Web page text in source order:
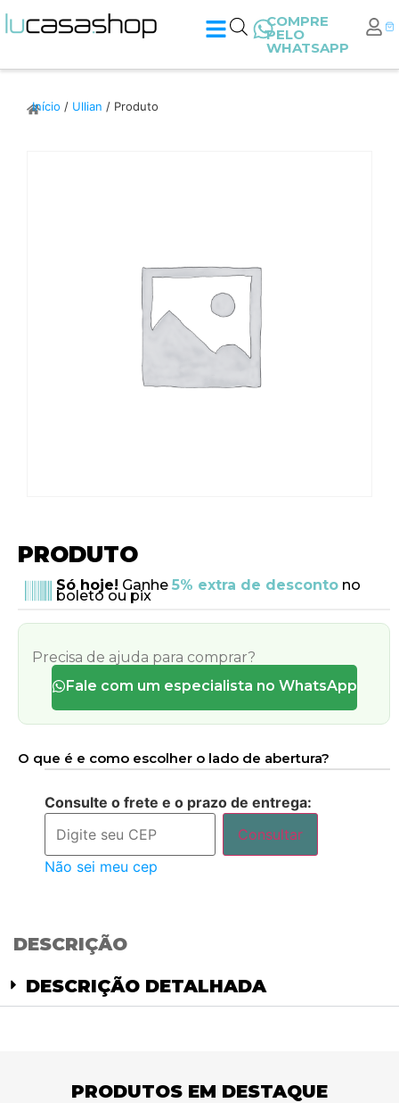
COMPRE
PELO
WHATSAPP
Início / Ullian / Produto
PRODUTO
Só hoje! Ganhe 5% extra de descontono
boleto ou pix
Precisa de ajuda para comprar?
Fale com um especialista no WhatsApp
O que é e como escolher o lado de abertura?
Consulte o frete e o prazo de entrega:
Consultar
Não sei meu cep
DESCRIÇÃO
DESCRIÇÃO DETALHADA
PRODUTOS EM DESTAQUE